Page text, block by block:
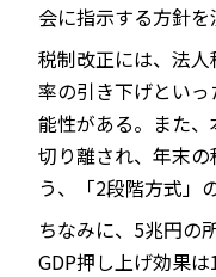
会に指示する方針を
税制改正には、法
率の引き下げとい
能性がある。また
切り離され、年末
う、「2段階方式」
ちなみに、5兆円の
GDP押し上げ効果